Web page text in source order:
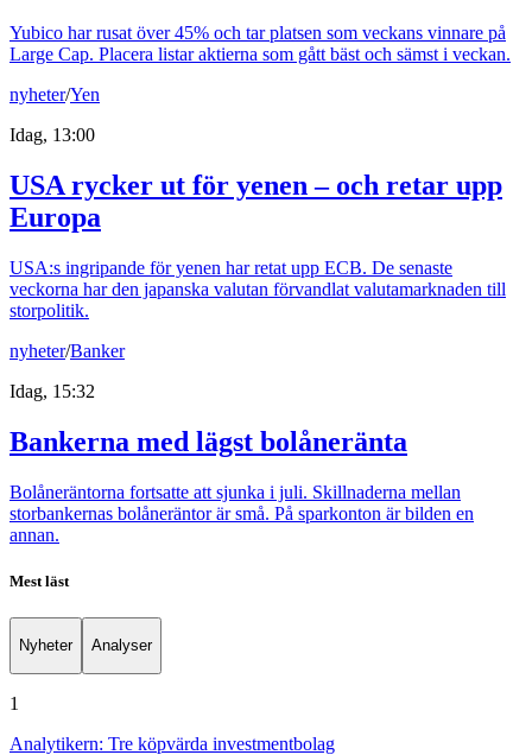
Yubico har rusat över 45% och tar platsen som veckans vinnare på
Large Cap. Placera listar aktierna som gått bäst och sämst i veckan.
nyheter/Yen
Idag, 13:00
USA rycker ut för yenen – och retar upp
Europa
USA:s ingripande för yenen har retat upp ECB. De senaste
veckorna har den japanska valutan förvandlat valutamarknaden till
storpolitik.
nyheter/Banker
Idag, 15:32
Bankerna med lägst bolåneränta
Bolåneräntorna fortsatte att sjunka i juli. Skillnaderna mellan
storbankernas bolåneräntor är små. På sparkonton är bilden en
annan.
Mest läst
Nyheter Analyser
1
Analytikern: Tre köpvärda investmentbolag